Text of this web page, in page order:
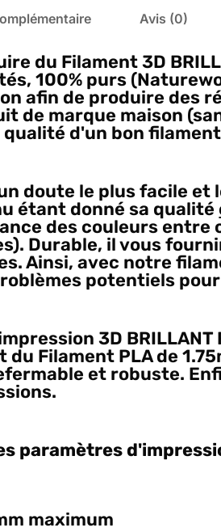
Avis (0)
du Filament 3D
100% purs
afin de produire des
de marque maison
qualité d'un bon
doute le plus facile
étant donné sa qualité
des couleurs entre
Durable, il vous
Ainsi, avec notre
potentiels
3D
Filament PLA de
et robuste.
paramètres
maximum